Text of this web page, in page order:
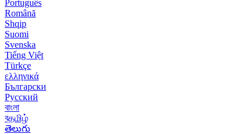
Português
Română
Shqip
Suomi
Svenska
Tiếng Việt
Türkçe
ελληνικά
Български
Русский
বাংলা
বதமிழ்
తెలుగు